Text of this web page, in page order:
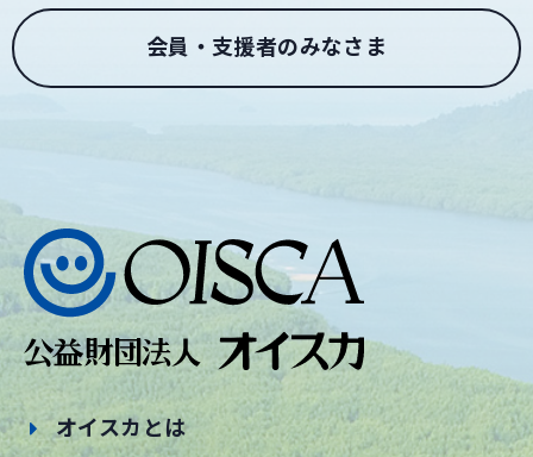
会員・支援者のみなさま
オイスカとは